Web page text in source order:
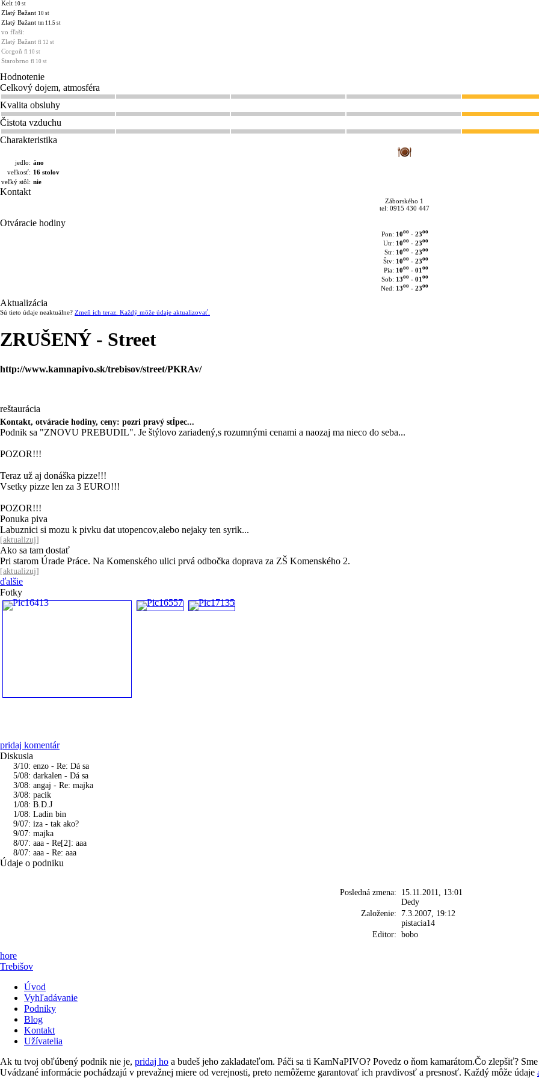
Kelt 10 st
Zlatý Bažant 10 st
Zlatý Bažant tm 11.5 st
vo fľaši:
Zlatý Bažant fl 12 st
Corgoň fl 10 st
Starobrno fl 10 st
Hodnotenie
Celkový dojem, atmosféra
Kvalita obsluhy
Čistota vzduchu
Charakteristika
jedlo: áno
veľkosť: 16 stolov
veľký stôl: nie
Kontakt
Záborského 1
tel: 0915 430 447
Otváracie hodiny
Pon: 10oo- 23oo
Utr: 10oo- 23oo
Str: 10oo- 23oo
Štv: 10oo- 23oo
Pia: 10oo- 01 oo
Sob: 13oo- 01 oo
Ned: 13oo- 23oo
Aktualizácia
Sú tieto údaje neaktuálne? Zmeň ich teraz. Každý môže údaje aktualizovať.
ZRUŠENÝ - Street
http://www.kamnapivo.sk/trebisov/street/PKRAv/
reštaurácia
Kontakt, otváracie hodiny, ceny: pozri pravý stĺpec...
Podnik sa "ZNOVU PREBUDIL". Je štýlovo zariadený,s rozumnými cenami a naozaj ma nieco do seba...
POZOR!!!
Teraz už aj donáška pizze!!!
Vsetky pizze len za 3 EURO!!!
POZOR!!!
Ponuka piva
Labuznici si mozu k pivku dat utopencov,alebo nejaky ten syrik...
[aktualizuj]
Ako sa tam dostať
Pri starom Úrade Práce. Na Komenského ulici prvá odbočka doprava za ZŠ Komenského 2.
[aktualizuj]
ďalšie
Fotky
pridaj komentár
Diskusia
3/10: enzo - Re: Dá sa
5/08: darkalen - Dá sa
3/08: angaj - Re: majka
3/08: pacik
1/08: B.D.J
1/08: Ladin bin
9/07: iza - tak ako?
9/07: majka
8/07: aaa - Re[2]: aaa
8/07: aaa - Re: aaa
Údaje o podniku
Posledná zmena: 15.11.2011, 13:01
Dedy
Založenie: 7.3.2007, 19:12
pistacia14
Editor: bobo
hore
Trebišov
Úvod
Vyhľadávanie
Podniky
Blog
Kontakt
Užívatelia
Ak tu tvoj obľúbený podnik nie je, pridaj ho a budeš jeho zakladateľom. Páči sa ti KamNaPIVO? Povedz o ňom kamarátom.Čo zlepšiť?
Uvádzané informácie pochádzajú v prevažnej miere od verejnosti, preto nemôžeme garantovať ich pravdivosť a presnosť. Každý môže údaje